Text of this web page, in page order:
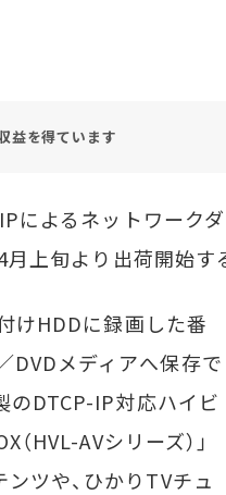
益を得ています
によるネットワーク
月上旬より出荷開始す
けHDDに録画した番
DVDメディアへ保存で
のDTCP-IP対応ハイビ
HVL-AVシリーズ）」
ンツや、ひかりTVチュ